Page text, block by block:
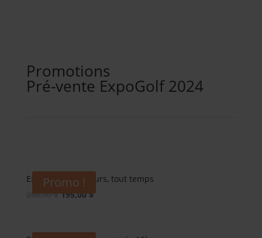
Promotions
Pré-vente ExpoGolf 2024
Promo !
ExpoGolf : 4 golfeurs, tout temps
288,00$Le
195,00$Le